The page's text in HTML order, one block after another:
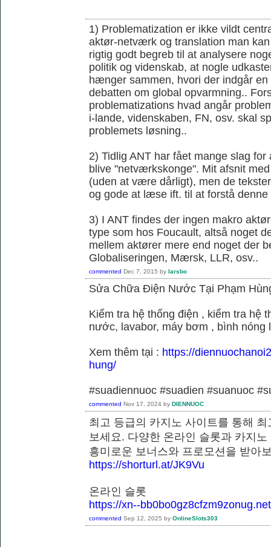
1) Problematization er ikke vildt
aktør-netværk og translation man
rigtig godt begreb til at analysere
politik og videnskab, at nogle
hænger sammen, hvori der indgår
debatten om global opvarmning..
problematizations hvad angår
i-lande, videnskaben, FN, osv. skal
problemets løsning..
2) Tidlig ANT har fået mange slag
blive "netværkskonge". Mit afsnit
(uden at være dårligt), men de
og gode at læse ift. til at forstå denne
3) I ANT findes der ingen makro
type som hos Foucault, altså noget
mellem aktører mere end noget der
Globaliseringen, Mærsk, LLR, osv..
commented Dec 7, 2015 by larsbo
Sửa Chữa Điện Nước Tại Phạm
Kiểm tra hệ thống điện , kiểm tra hệ
nước, lavabor, máy bơm , bình nóng
Xem thêm tại : https://
hung/
#suadiennuoc #suadien #suanuoc
commented Nov 17, 2024 by DIENNUOC
최고 등급의 카지노 사이트를 통해
보세요. 다양한 온라인 슬롯과 카지
흥미로운 보너스와 프로모션을
https://shorturl.at/JK9Vu
온라인 슬롯
https://xn--bb0bo0gz8cfzm9zonug.net
commented Sep 12, 2025 by OnlineSlots303